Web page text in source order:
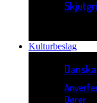
Kulturbeslag
Dører